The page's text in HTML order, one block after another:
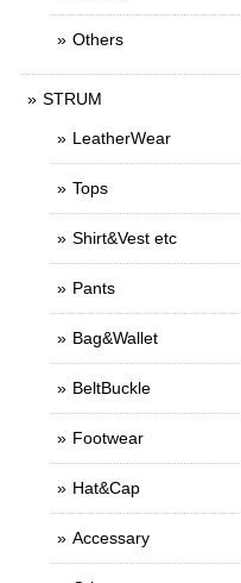
Others
STRUM
LeatherWear
Tops
Shirt&Vest etc
Pants
Bag&Wallet
BeltBuckle
Footwear
Hat&Cap
Accessary